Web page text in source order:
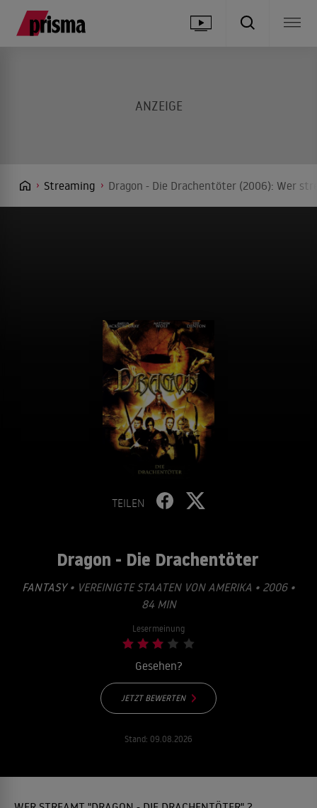
Streaming Dragon - Die Drachentöter (2006): Wer
TEILEN
Dragon - Die Drachentöter
FANTASY• VEREINIGTE STAATEN VON AMERIKA • 2006 •
84 MIN
Lesermeinung
Gesehen?
JETZT BEWERTEN
Stand: 09.08.2026